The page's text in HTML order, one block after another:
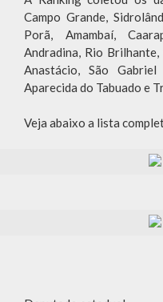
Campo Grande,
Porã, Amambaí,
Andradina, Rio Brilhante,
Anastácio, São
Aparecida do Tabuado e
Veja abaixo a lista